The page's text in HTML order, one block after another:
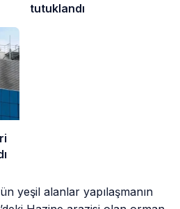
tutuklandı
yeşil alanlar yapılaşmanın